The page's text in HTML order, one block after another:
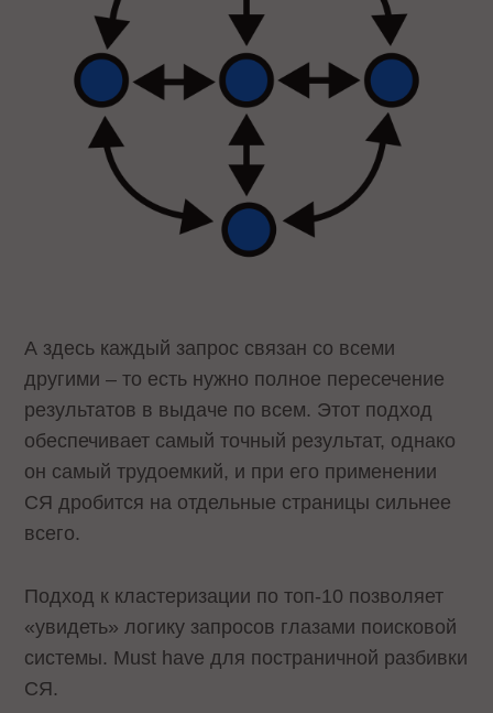
А здесь каждый запрос связан со всеми
другими – то есть нужно полное пересечение
результатов в выдаче по всем. Этот подход
обеспечивает самый точный результат, однако
он самый трудоемкий, и при его применении
СЯ дробится на отдельные страницы сильнее
всего.
Подход к кластеризации по топ-10 позволяет
«увидеть» логику запросов глазами поисковой
системы. Must have для постраничной разбивки
СЯ.